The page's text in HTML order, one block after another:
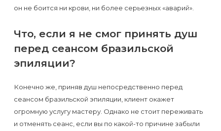
депиляции
Эпиляция
он не боится ни крови, ни более серьезных «аварий».
Что, если я не смог принять душ
перед сеансом бразильской
эпиляции?
Конечно же, приняв душ непосредственно перед
сеансом бразильской эпиляции, клиент окажет
огромную услугу мастеру. Однако не стоит переживать
и отменять сеанс, если вы по какой-то причине забыли